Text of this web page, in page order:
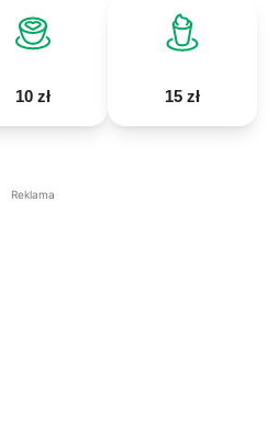
10 zł 15 zł
Reklama